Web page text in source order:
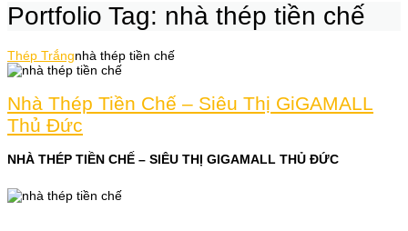
Portfolio Tag: nhà thép tiền chế
Thép Trắngnhà thép tiền chế
Nhà Thép Tiền Chế – Siêu Thị GiGAMALL
Thủ Đức
NHÀ THÉP TIỀN CHẾ – SIÊU THỊ GIGAMALL THỦ ĐỨC